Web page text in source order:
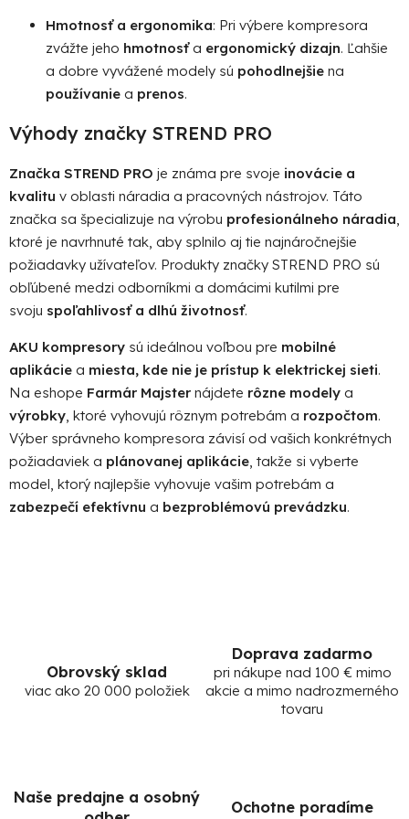
Hmotnosť a ergonomika: Pri výbere kompresora
zvážte jeho hmotnosťa ergonomický dizajn. Ľahšie
a dobre vyvážené modely sú pohodlnejšie na
používanie a prenos.
Výhody značky STREND PRO
Značka STREND PRO je známa pre svoje inovácie a
kvalitu v oblasti náradia a pracovných nástrojov. Táto
značka sa špecializuje na výrobu profesionálneho náradia
ktoré je navrhnuté tak, aby splnilo aj tie najnáročnejšie
požiadavky užívateľov. Produkty značky STREND PRO sú
obľúbené medzi odborníkmi a domácimi kutilmi pre
svoju spoľahlivosť a dlhú životnosť.
AKU kompresory sú ideálnou voľbou pre mobilné
aplikácie a miesta, kde nie je prístup k elektrickej sieti.
Na eshope Farmár Majster nájdete rôzne modely a
výrobky , ktoré vyhovujú rôznym potrebám a rozpočtom.
Výber správneho kompresora závisí od vašich konkrétnych
požiadaviek a plánovanej aplikácie , takže si vyberte
model, ktorý najlepšie vyhovuje vašim potrebám a
zabezpečí efektívnu a bezproblémovú prevádzku.
Obrovský sklad
viac ako 20 000 položiek
Doprava zadarmo
pri nákupe nad 100 € mimo
akcie a mimo nadrozmerného
tovaru
Naše predajne a osobný
Ochotne poradíme